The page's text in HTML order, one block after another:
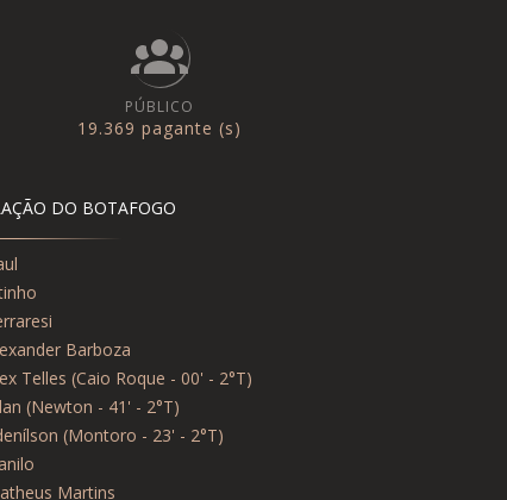
PÚBLICO
19.369 pagante (s)
DO BOTAFOGO
Barboza
Telles (Caio Roque - 00' - 2°T)
(Newton - 41' - 2°T)
(Montoro - 23' - 2°T)
Martins